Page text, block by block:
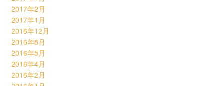
2017年2月
2017年1月
2016年12月
2016年8月
2016年5月
2016年4月
2016年2月